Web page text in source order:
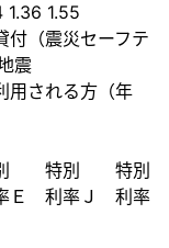
1.36 1.55
付（震災セーフテ
震
用される方（年
特別 特別
利率Ｊ 利率